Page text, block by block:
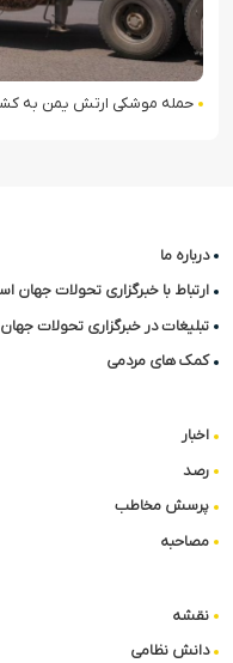
حمله موشکی ارتش یمن به
درباره ما
ارتباط با خبرگزاری تحولات جهان
تبلیغات در خبرگزاری تحولات
کمک های مردمی
اخبار
رصد
پرسش مخاطب
مصاحبه
نقشه
دانش نظامی